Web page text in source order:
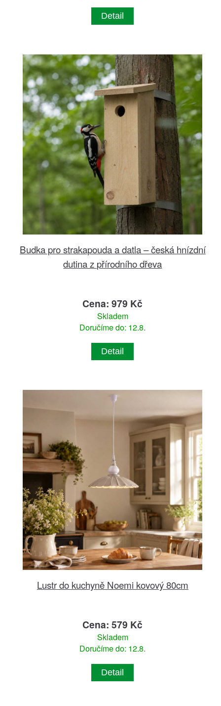
Detail
Budka pro strakapouda a datla – česká hnízdní
dutina z přírodního dřeva
Cena: 979 Kč
Skladem
Doručíme do: 12.8.
Detail
Lustr do kuchyně Noemi kovový 80cm
Cena: 579 Kč
Skladem
Doručíme do: 12.8.
Detail